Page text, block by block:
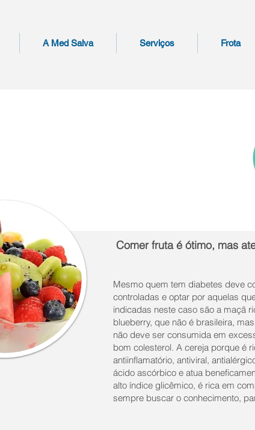
A Med Salva Serviços Frota
Comer fruta é ótimo, mas
Mesmo quem tem diabetes deve
controladas e optar por aquelas
indicadas neste caso são a maçã
blueberry, que não é brasileira,
não deve ser consumida em
bom colesterol. A cereja porque é
antiinflamatório, antiviral,
ácido ascórbico e atua
alto índice glicêmico, é rica em
sempre buscar o conhecimento,